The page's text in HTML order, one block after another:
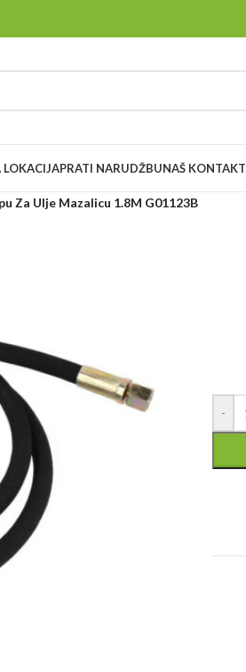
LOKACIJAPRATI NARUDŽBUNAŠ KONTAKT
Za Ulje Mazalicu 1.8M G01123B
-